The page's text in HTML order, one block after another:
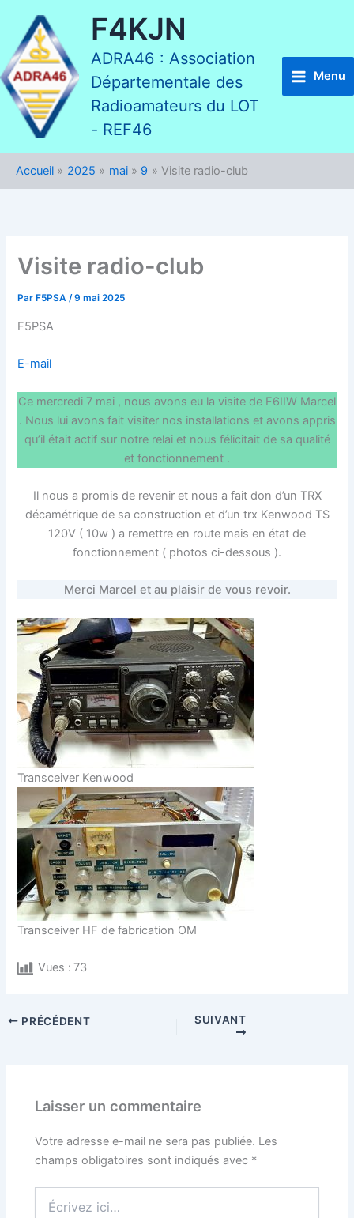
contenu
F4KJN
ADRA46 : Association
Départementale des
Radioamateurs du LOT
- REF46
Menu
Accueil 2025 mai 9 Visite radio-club
Visite radio-club
Par F5PSA/9 mai 2025
F5PSA
E-mail
Ce mercredi 7 mai , nous avons eu la visite de F6IIW Marcel
. Nous lui avons fait visiter nos installations et avons appris
qu’il était actif sur notre relai et nous félicitait de sa qualité
et fonctionnement .
Il nous a promis de revenir et nous a fait don d’un TRX
décamétrique de sa construction et d’un trx Kenwood TS
120V ( 10w ) a remettre en route mais en état de
fonctionnement ( photos ci-dessous ).
Merci Marcel et au plaisir de vous revoir.
Transceiver Kenwood
Transceiver HF de fabrication OM
Vues : 73
PRÉCÉDENT SUIVANT
Laisser un commentaire
Votre adresse e-mail ne sera pas publiée. Les
champs obligatoires sont indiqués avec *
ici…